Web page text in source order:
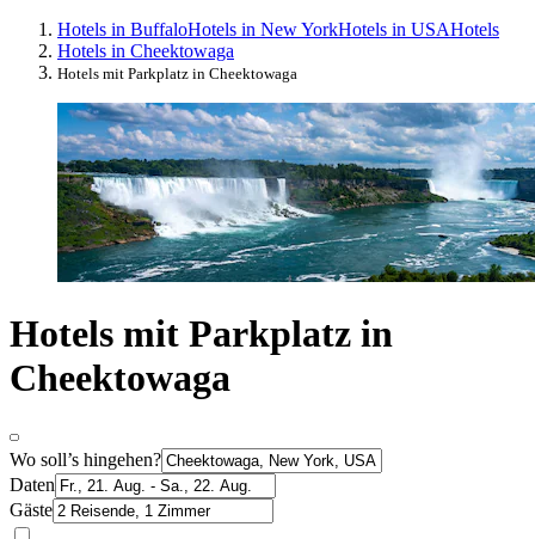
Hotels in BuffaloHotels in New YorkHotels in USAHotels
Hotels in Cheektowaga
Hotels mit Parkplatz in Cheektowaga
Hotels mit Parkplatz in
Cheektowaga
Wo soll’s hingehen?
Daten
Gäste